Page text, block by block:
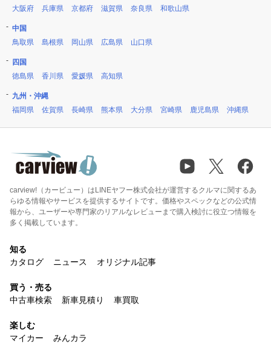
大阪府
兵庫県 京都府 滋賀県 奈良県 和歌山県
中国
鳥取県
島根県 岡山県 広島県 山口県
四国
徳島県
香川県 愛媛県 高知県
九州・沖縄
福岡県
佐賀県 長崎県 熊本県 大分県 宮崎県 鹿児島県 沖縄県
carview!（カービュー）はLINEヤフー株式会社が運営するクルマに関するあ
らゆる情報やサービスを提供するサイトです。価格やスペックなどの公式情
報から、ユーザーや専門家のリアルなレビューまで購入検討に役立つ情報を
多く掲載しています。
知る
カタログ
ニュース オリジナル記事
買う・売る
中古車検索
新車見積り 車買取
楽しむ
マイカー
みんカラ